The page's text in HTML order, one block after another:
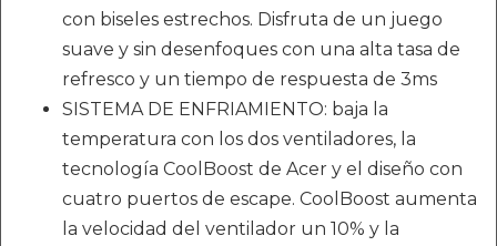
con biseles estrechos. Disfruta de un juego
suave y sin desenfoques con una alta tasa de
refresco y un tiempo de respuesta de 3ms
SISTEMA DE ENFRIAMIENTO: baja la
temperatura con los dos ventiladores, la
tecnología CoolBoost de Acer y el diseño con
cuatro puertos de escape. CoolBoost aumenta
la velocidad del ventilador un 10% y la